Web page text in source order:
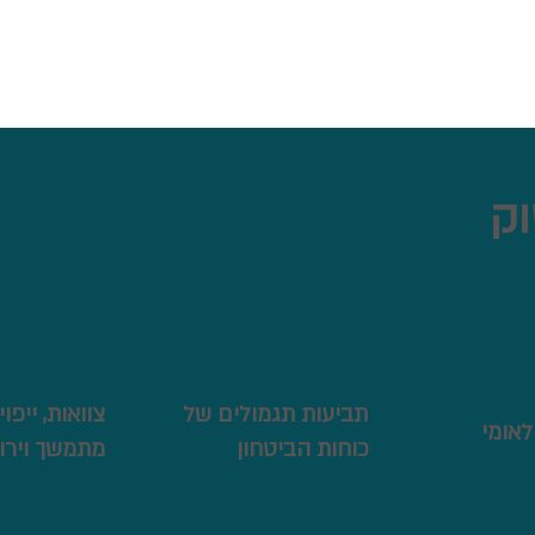
תביעות תגמולים של
כוחות הביטחון
צוואות,
מתמשך